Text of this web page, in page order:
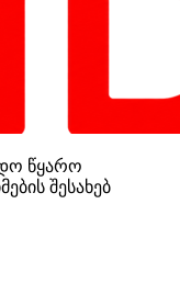
წყარო
შესახებ